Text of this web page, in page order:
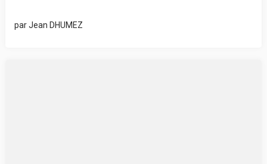
parJean DHUMEZ